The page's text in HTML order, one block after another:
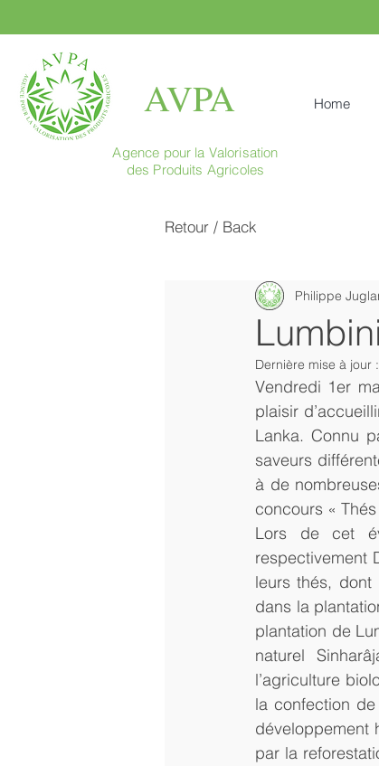
AVPA Home
Agence pour la Valorisation
des Produits Agricoles
Retour / Back
Philippe
Dernière mise à jour :
Vendredi 1er
plaisir
Lanka. Connu
saveurs
à de
concours «
Lors de cet
respectivement
leurs thés,
dans la
plantation de
naturel
l’agriculture
la confection
développement
par la